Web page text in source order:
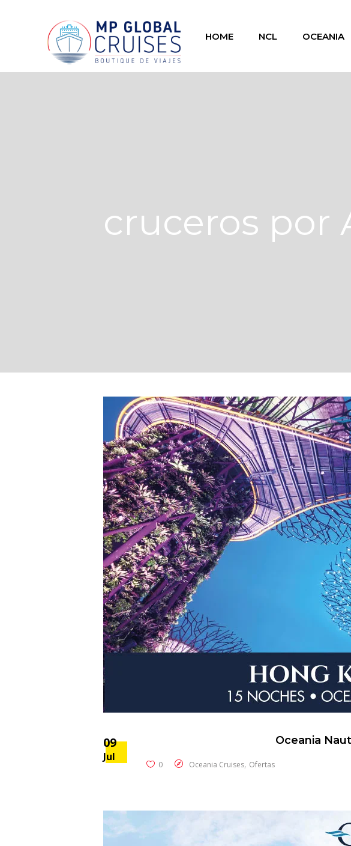
HOME NCL OCEANIA
cruceros por
09
Jul
Oceania
0 Oceania Cruises, Ofertas